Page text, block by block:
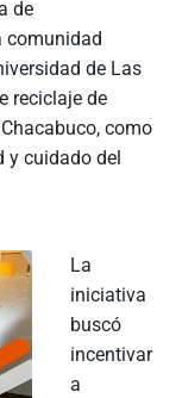
de
comunidad
de Las
reciclaje de
como
y cuidado del
La
iniciativa
buscó
incentivar
a